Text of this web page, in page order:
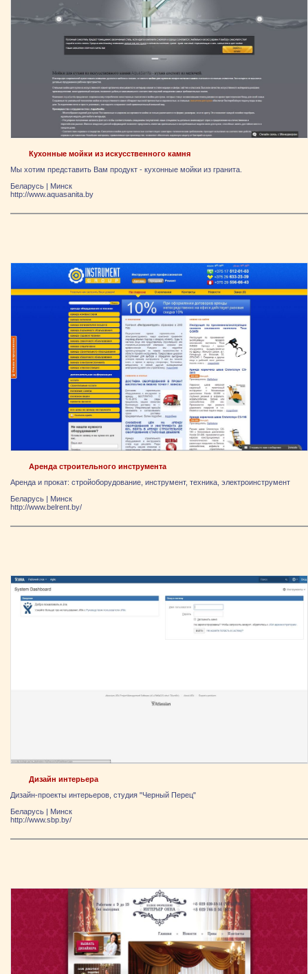
Кухонные мойки из искусственного камня
Мы хотим представить Вам продукт - кухонные мойки из гранита.
Беларусь | Минск
http://www.aquasanita.by
Аренда строительного инструмента
Аренда и прокат: стройоборудование, инструмент, техника, электроинструмент
Беларусь | Минск
http://www.belrent.by/
Дизайн интерьера
Дизайн-проекты интерьеров, студия "Черный Перец"
Беларусь | Минск
http://www.sbp.by/